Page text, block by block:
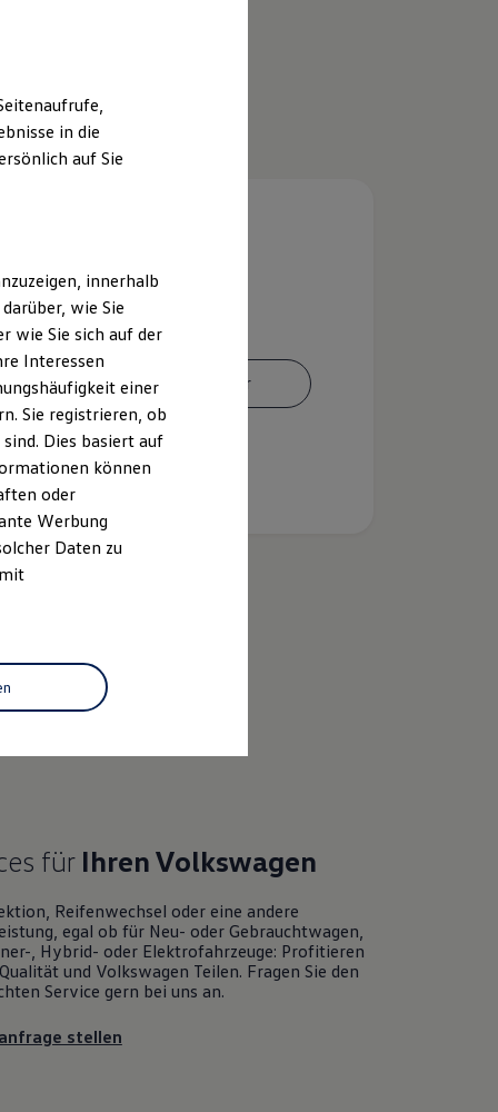
Ansprechpartner
für IhrenVolkswagen
Reifenwechsel oder eine andere
egal ob für Neu- oder Gebrauchtwagen
, Hybrid- oder Elektrofahrzeuge: Profitieren
und Volkswagen Teilen. Fragen Sie den
Service gern bei uns an.
stellen
in die
auf Sie
innerhalb
wie Sie
wie Sie sich auf der
Interessen
einer
Sie registrieren, ob
Dies basiert auf
können
oder
Werbung
Daten zu